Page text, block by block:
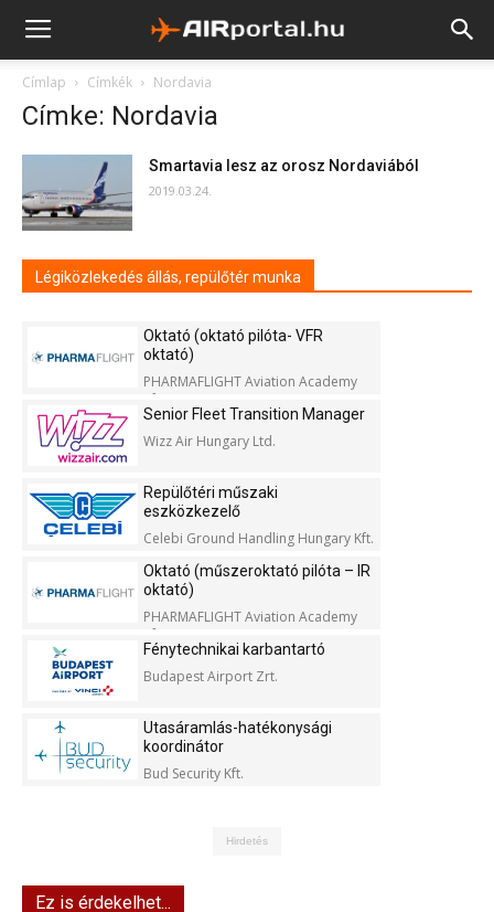
Címlap Címkék Nordavia
Címke: Nordavia
Smartavia lesz az orosz Nordaviából
2019.03.24.
Légiközlekedés állás, repülőtér munka
Oktató (oktató pilóta- VFR
oktató)
PHARMAFLIGHT Aviation Academy
Kft.
Senior Fleet Transition Manager
Wizz Air Hungary Ltd.
Repülőtéri műszaki
eszközkezelő
Celebi Ground Handling Hungary Kft.
Oktató (műszeroktató pilóta – IR
oktató)
PHARMAFLIGHT Aviation Academy
Kft.
Fénytechnikai karbantartó
Budapest Airport Zrt.
Utasáramlás-hatékonysági
koordinátor
Bud Security Kft.
Hirdetés
Ez is érdekelhet...